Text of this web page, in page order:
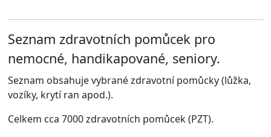
Seznam zdravotních pomůcek pro
nemocné, handikapované, seniory.
Seznam obsahuje vybrané zdravotní pomůcky (lůžka,
vozíky, krytí ran apod.).
Celkem cca 7000 zdravotních pomůcek (PZT).